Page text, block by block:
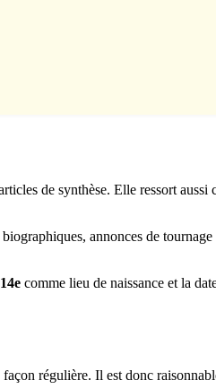
de synthèse. Elle ressort
annonces de
comme lieu de naissance et la
régulière. Il est donc